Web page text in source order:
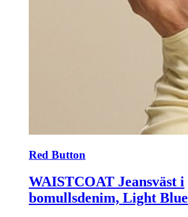
Red Button
WAISTCOAT Jeansväst i
bomullsdenim, Light Blue